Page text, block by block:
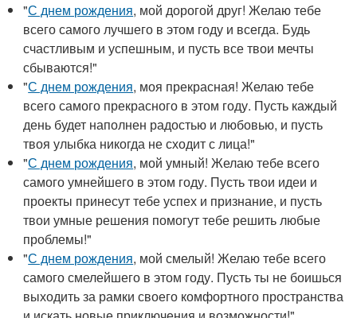
"С днем рождения, мой дорогой друг! Желаю тебе
всего самого лучшего в этом году и всегда. Будь
счастливым и успешным, и пусть все твои мечты
сбываются!"
"С днем рождения, моя прекрасная! Желаю тебе
всего самого прекрасного в этом году. Пусть каждый
день будет наполнен радостью и любовью, и пусть
твоя улыбка никогда не сходит с лица!"
"С днем рождения, мой умный! Желаю тебе всего
самого умнейшего в этом году. Пусть твои идеи и
проекты принесут тебе успех и признание, и пусть
твои умные решения помогут тебе решить любые
проблемы!"
"С днем рождения, мой смелый! Желаю тебе всего
самого смелейшего в этом году. Пусть ты не боишься
выходить за рамки своего комфортного пространства